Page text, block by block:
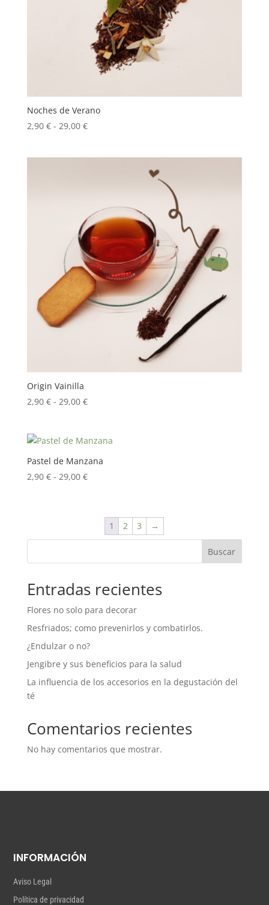
Noches de Verano
2,90 € - 29,00 €Rango
29,00 €
Origin Vainilla
2,90 € - 29,00 €Rango
desde
Pastel de Manzana
2,90 € - 29,00 €Rango
desde
1 2 3 →
Buscar
Entradas recientes
Flores no solo para decorar
Resfriados; como prevenirlos y combatirlos.
¿Endulzar o no?
Jengibre y sus beneficios para la salud
La influencia de los accesorios en la degustación del
té
Comentarios recientes
No hay comentarios que mostrar.
INFORMACIÓN
Aviso Legal
Política de privacidad